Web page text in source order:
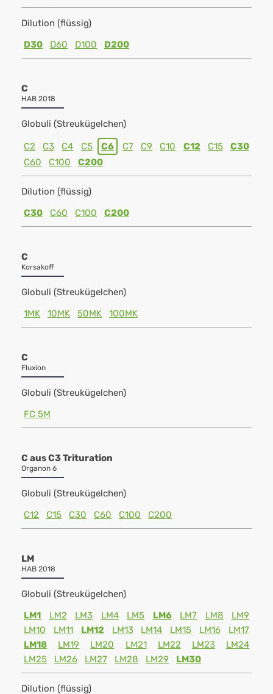
Dilution (flüssig)
D30
D60 D100 D200
C
HAB 2018
Globuli (Streukügelchen)
C2 C3 C4 C5 C6 C7 C9 C10 C12 C15
C30
C60
C100 C200
Dilution (flüssig)
C30
C60 C100 C200
C
Korsakoff
Globuli (Streukügelchen)
1MK
10MK 50MK 100MK
C
Fluxion
Globuli (Streukügelchen)
FC 5M
C aus C3 Trituration
Organon 6
Globuli (Streukügelchen)
C12
C15 C30 C60 C100 C200
LM
HAB 2018
Globuli (Streukügelchen)
LM1
LM2 LM3 LM4 LM5 LM6 LM7 LM8
LM9
LM10
LM11 LM12 LM13 LM14 LM15 LM16
LM17
LM18
LM19 LM20 LM21 LM22 LM23
LM24
LM25
LM26 LM27 LM28 LM29 LM30
Dilution (flüssig)